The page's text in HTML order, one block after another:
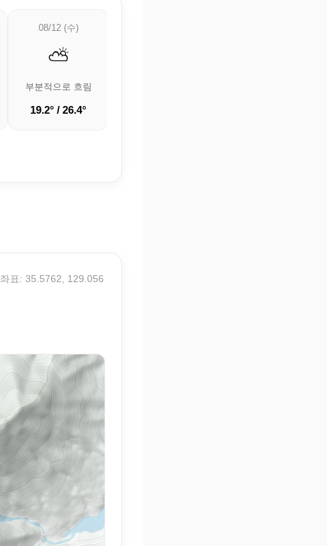
08/12 (수)
⛅
부분적으로 흐림
19.2° / 26.4°
좌표: 35.5762, 129.056